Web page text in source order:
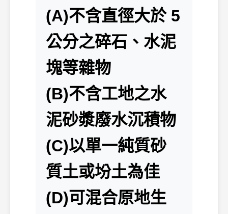
(A)不含直徑大於 5
公分之碎石、水泥
塊等雜物
(B)不含工地之水
泥砂漿廢水沉積物
(C)以單一純質砂
質土或坋土為佳
(D)可混合原地生